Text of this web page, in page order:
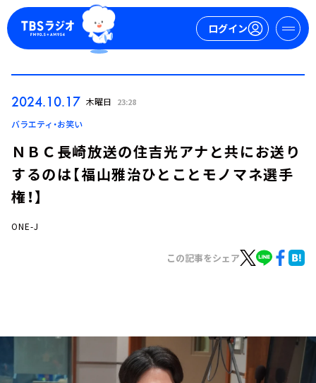
ログイン
ログイン
イベント・グッズ
YouTube
会社情報
2024.10.17 木曜日 23:28
バラエティ・お笑い
ＮＢＣ長崎放送の住吉光アナと共にお送り
するのは【福山雅治ひとことモノマネ選手
権！】
ONE-J
この記事をシェア